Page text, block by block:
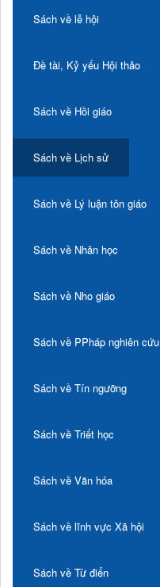
Sách về lễ hội
Đề tài, Kỷ yếu Hội thảo
Sách về Hồi giáo
Sách về Lịch sử
Sách về Lý luận tôn giáo
Sách về Nhân học
Sách về Nho giáo
Sách về PPháp nghiên cứu
Sách về Tín ngưỡng
Sách về Triết học
Sách về Văn hóa
Sách về lĩnh vực Xã hội
Sách về Từ điển